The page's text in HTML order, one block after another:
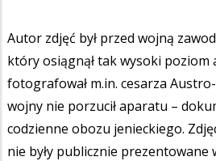
Autor zdjęć był przed wojną
który osiągnął tak wysoki poziom
fotografował m.in. cesarza
wojny nie porzucił aparatu –
codzienne obozu jenieckiego.
nie były publicznie prezentowane